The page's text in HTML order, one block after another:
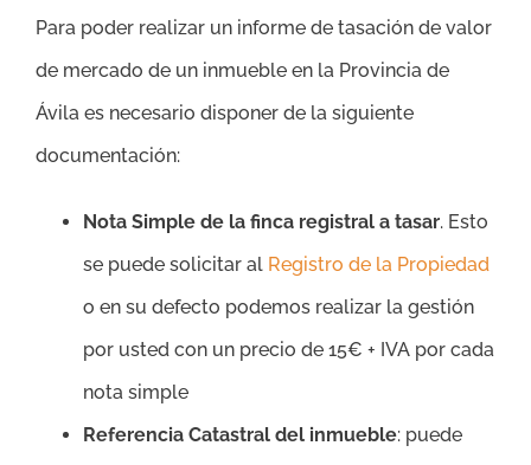
Para poder realizar un informe de tasación de valor
de mercado de un inmueble en la Provincia de
Ávila es necesario disponer de la siguiente
documentación:
Nota Simple de la finca registral a tasar. Esto
se puede solicitar al Registro de la Propiedad
o en su defecto podemos realizar la gestión
por usted con un precio de 15€ + IVA por cada
nota simple
Referencia Catastral del inmueble: puede